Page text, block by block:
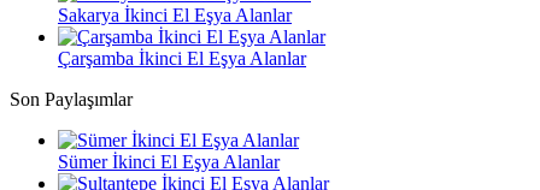
Sakarya İkinci El Eşya Alanlar
Çarşamba İkinci El Eşya Alanlar
Son Paylaşımlar
Sümer İkinci El Eşya Alanlar